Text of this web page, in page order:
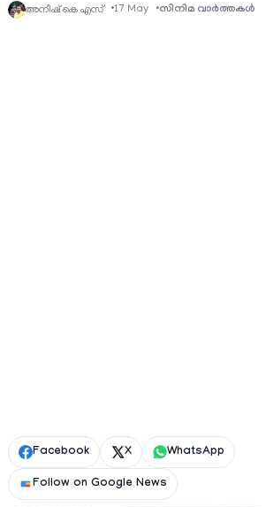
അനീഷ്‌ കെ എസ് 17 May സിനിമ വാര്‍ത്തകള്‍
Facebook X WhatsApp
Follow on Google News